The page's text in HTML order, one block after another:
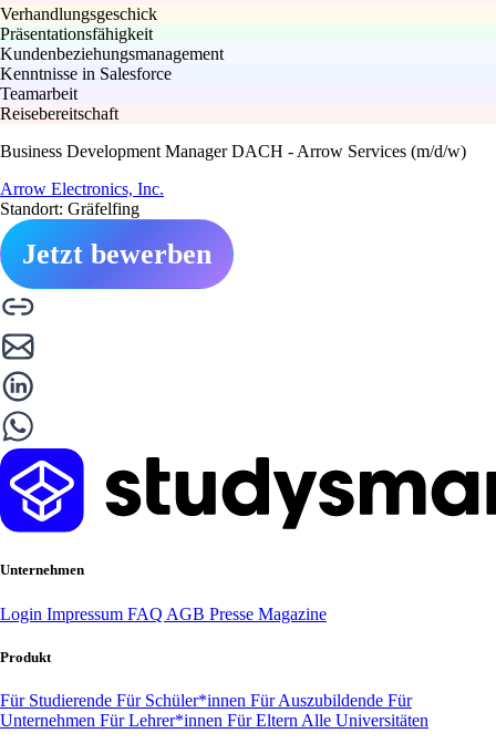
Verhandlungsgeschick
Präsentationsfähigkeit
Kundenbeziehungsmanagement
Kenntnisse in Salesforce
Teamarbeit
Reisebereitschaft
Business Development Manager DACH - Arrow Services (m/d/w)
Arrow Electronics, Inc.
Standort: Gräfelfing
Jetzt bewerben
Unternehmen
Login Impressum FAQ AGB Presse Magazine
Produkt
Für Studierende Für Schüler*innen Für Auszubildende Für
Unternehmen Für Lehrer*innen Für Eltern Alle Universitäten